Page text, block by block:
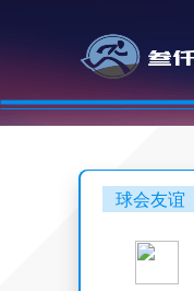
球会友谊